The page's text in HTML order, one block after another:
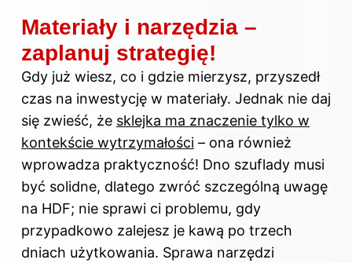
Materiały i narzędzia –
zaplanuj strategię!
Gdy już wiesz, co i gdzie mierzysz, przyszedł
czas na inwestycję w materiały. Jednak nie daj
się zwieść, że sklejka ma znaczenie tylko w
kontekście wytrzymałości – ona również
wprowadza praktyczność! Dno szuflady musi
być solidne, dlatego zwróć szczególną uwagę
na HDF; nie sprawi ci problemu, gdy
przypadkowo zalejesz je kawą po trzech
dniach użytkowania. Sprawa narzędzi